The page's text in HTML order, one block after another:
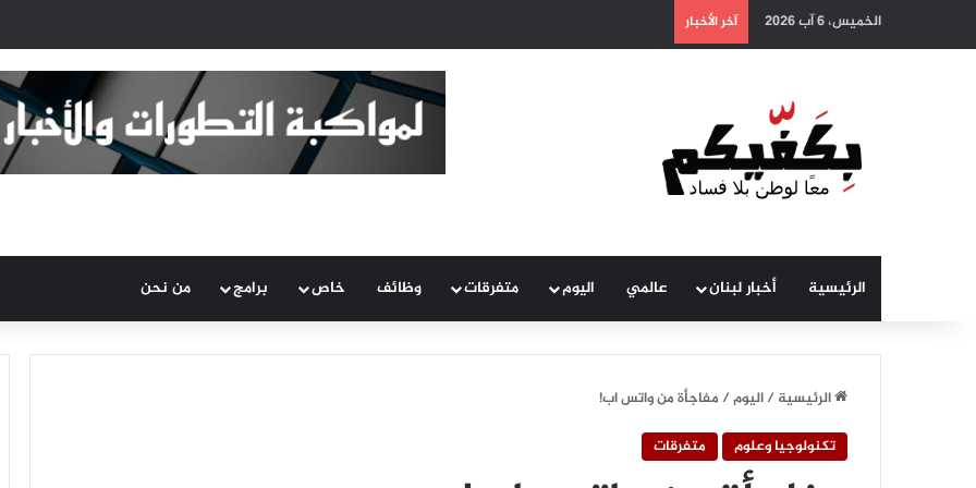
الخميس، 6 آب 2026 آخر الأخبار
الرئيسية أخبار لبنان عالمي اليوم متفرقات وظائف خاص برامج من نحن
الرئيسية/اليوم/مفاجأة من واتس اب!
تكنولوجيا وعلوم
متفرقات